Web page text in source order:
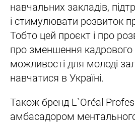
навчальних закладів,
і стимулювати розвиток
Тобто цей проєкт і про
про зменшення кадрового
можливості для молоді
навчатися в Україні.
Також бренд L`Oréal
амбасадором